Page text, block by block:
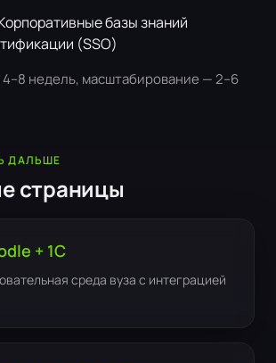
базы знаний
(SSO)
недель, масштабирование — 2–6
ДАЛЬШЕ
страницы
+ 1С
среда вуза с интеграцией